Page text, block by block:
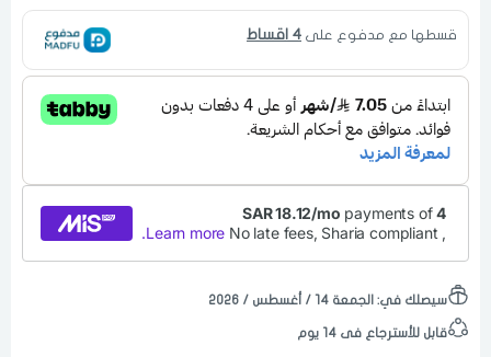
قسطها مع مدفوع على 4 اقساط
سيصلك في: الجمعة ١٤ / أغسطس / ٢٠٢٦
قابل للأسترجاع فى 14 يوم